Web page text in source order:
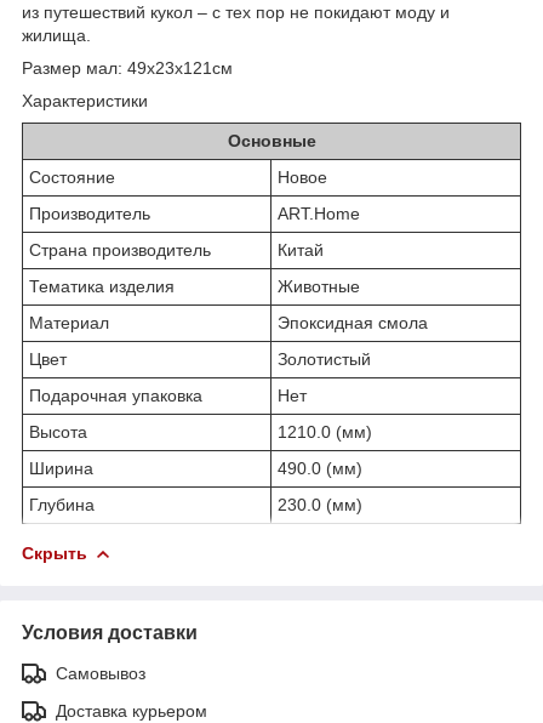
из путешествий кукол – с тех пор не покидают моду и
жилища.
Размер мал: 49х23х121см
Характеристики
Основные
Состояние
Новое
Производитель
ART.Home
Страна производитель
Китай
Тематика изделия
Животные
Материал
Эпоксидная смола
Цвет
Золотистый
Подарочная упаковка
Нет
Высота
1210.0 (мм)
Ширина
490.0 (мм)
Глубина
230.0 (мм)
Скрыть
Условия доставки
Самовывоз
Доставка курьером